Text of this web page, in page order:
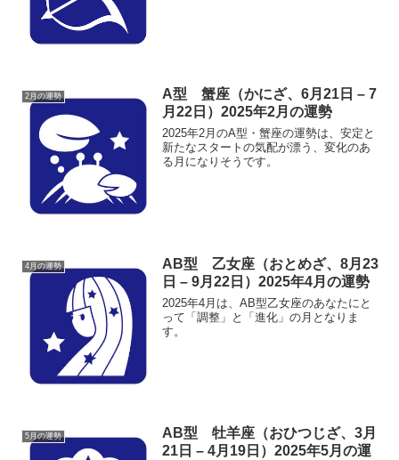
2月の運勢
A型 蟹座（かにざ、6月21日 – 7
月22日）2025年2月の運勢
2025年2月のA型・蟹座の運勢は、安定と
新たなスタートの気配が漂う、変化のあ
る月になりそうです。
4月の運勢
AB型 乙女座（おとめざ、8月23
日 – 9月22日）2025年4月の運勢
2025年4月は、AB型乙女座のあなたにと
って「調整」と「進化」の月となりま
す。
5月の運勢
AB型 牡羊座（おひつじざ、3月
21日 – 4月19日）2025年5月の運